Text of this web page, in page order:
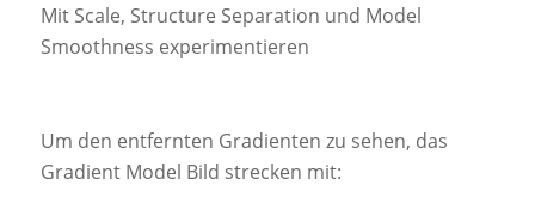
Mit Scale, Structure Separation und Model
Smoothness experimentieren
Um den entfernten Gradienten zu sehen, das
Gradient Model Bild strecken mit: